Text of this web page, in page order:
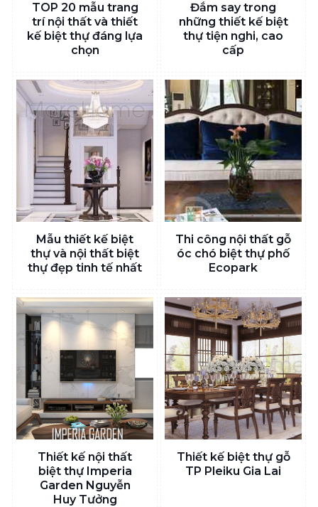
TOP 20 mẫu trang
trí nội thất và thiết
kế biệt thự đáng lựa
chọn
Đắm say trong
những thiết kế biệt
thự tiện nghi, cao
cấp
Mẫu thiết kế biệt
thự và nội thất biệt
thự đẹp tinh tế nhất
Thi công nội thất gỗ
óc chó biệt thự phố
Ecopark
Thiết kế nội thất
biệt thự Imperia
Garden Nguyễn
Huy Tưởng
Thiết kế biệt thự gỗ
TP Pleiku Gia Lai